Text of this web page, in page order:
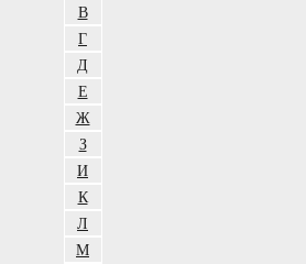
В
Г
Д
Е
Ж
З
И
К
Л
М